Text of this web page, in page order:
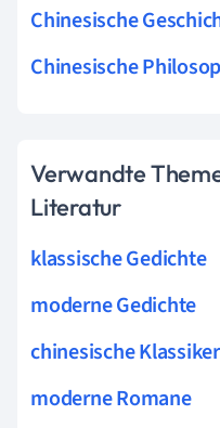
Chinesische
Chinesische
Verwandte
Literatur
klassische Gedichte
moderne Gedichte
chinesische Klassiker
moderne Romane